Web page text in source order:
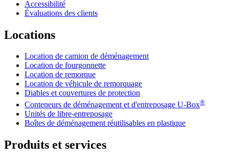
Accessibilité
Évaluations des clients
Locations
Location de camion de déménagement
Location de fourgonnette
Location de remorque
Location de véhicule de remorquage
Diables et couvertures de protection
Conteneurs de déménagement et d'entreposage U-Box®
Unités de libre-entreposage
Boîtes de déménagement réutilisables en plastique
Produits et services